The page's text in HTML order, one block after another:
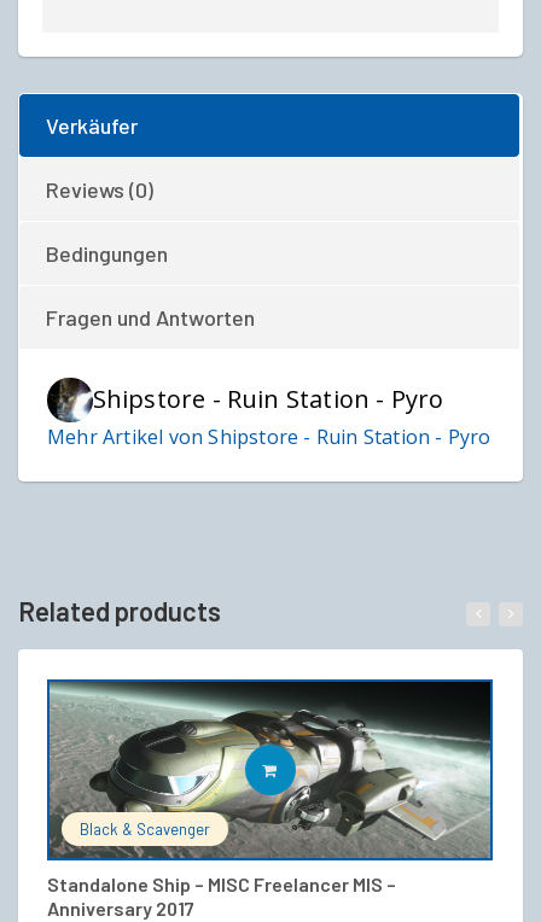
Verkäufer
Reviews (0)
Bedingungen
Fragen und Antworten
Shipstore - Ruin Station - Pyro
Mehr Artikel von Shipstore - Ruin Station - Pyro
Related products
Black & Scavenger
Standalone Ship – MISC Freelancer MIS –
Anniversary 2017
IN DEN WARENKORB